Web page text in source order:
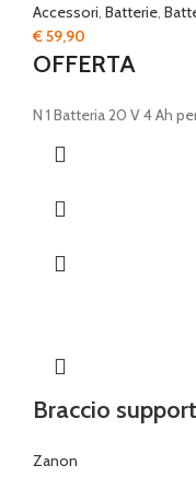
Accessori, Batterie,
€59,90
OFFERTA
N 1 Batteria 20 V 4 Ah
Braccio
Zanon